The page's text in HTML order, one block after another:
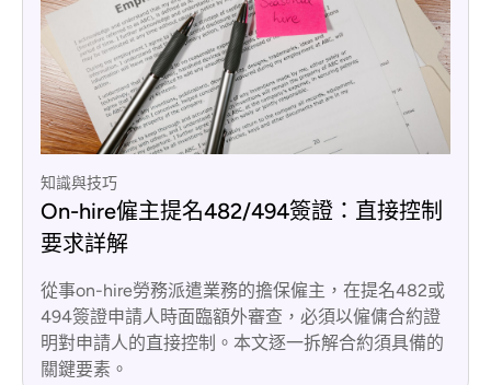
知識與技巧
On-hire僱主提名482/494簽證：直接控制
要求詳解
從事on-hire勞務派遣業務的擔保僱主，在提名482或
494簽證申請人時面臨額外審查，必須以僱傭合約證
明對申請人的直接控制。本文逐一拆解合約須具備的
關鍵要素。